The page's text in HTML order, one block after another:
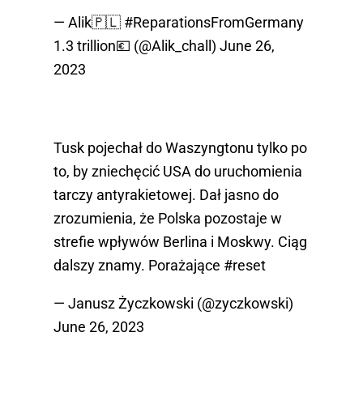
— Alik🇵🇱 #ReparationsFromGermany
1.3 trillion💶 (@Alik_chall) June 26,
2023
Tusk pojechał do Waszyngtonu tylko po
to, by zniechęcić USA do uruchomienia
tarczy antyrakietowej. Dał jasno do
zrozumienia, że Polska pozostaje w
strefie wpływów Berlina i Moskwy. Ciąg
dalszy znamy. Porażające #reset
— Janusz Życzkowski (@zyczkowski)
June 26, 2023